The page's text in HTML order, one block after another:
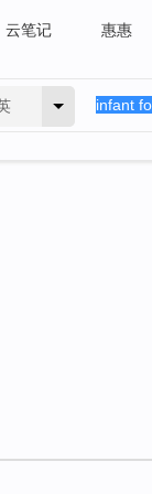
云笔记 惠惠